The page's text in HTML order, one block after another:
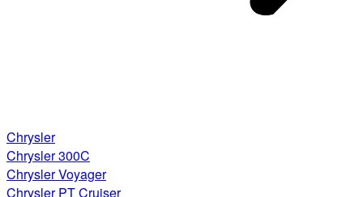
Chrysler
Chrysler 300C
Chrysler Voyager
Chrysler PT Cruiser